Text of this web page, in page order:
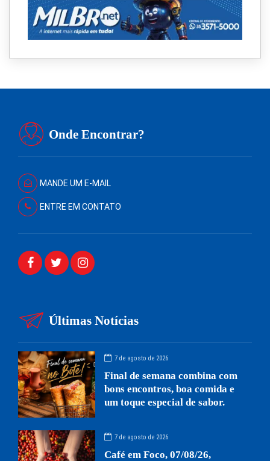
Onde Encontrar?
MANDE UM E-MAIL
ENTRE EM CONTATO
Últimas Notícias
7 de agosto de 2026
Final de semana combina com
bons encontros, boa comida e
um toque especial de sabor.
7 de agosto de 2026
Café em Foco, 07/08/26,